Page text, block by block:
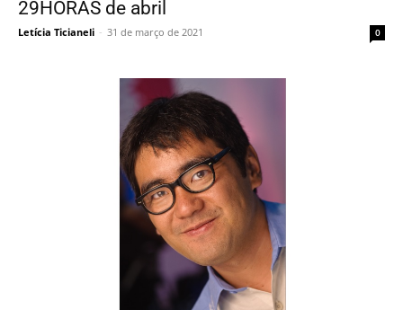
29HORAS de abril
Letícia Ticianeli - 31 de março de 2021 0